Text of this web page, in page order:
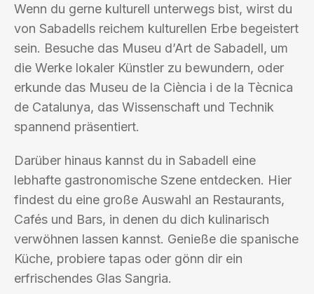
Wenn du gerne kulturell unterwegs bist, wirst du
von Sabadells reichem kulturellen Erbe begeistert
sein. Besuche das Museu d’Art de Sabadell, um
die Werke lokaler Künstler zu bewundern, oder
erkunde das Museu de la Ciència i de la Tècnica
de Catalunya, das Wissenschaft und Technik
spannend präsentiert.
Darüber hinaus kannst du in Sabadell eine
lebhafte gastronomische Szene entdecken. Hier
findest du eine große Auswahl an Restaurants,
Cafés und Bars, in denen du dich kulinarisch
verwöhnen lassen kannst. Genieße die spanische
Küche, probiere tapas oder gönn dir ein
erfrischendes Glas Sangria.